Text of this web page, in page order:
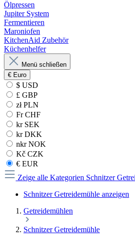
Ölpressen
Jupiter System
Fermentieren
Maroniofen
KitchenAid Zubehör
Küchenhelfer
Menü schließen
€ Euro
$ USD
£ GBP
zł PLN
Fr CHF
kr SEK
kr DKK
nkr NOK
Kč CZK
€ EUR
Zeige alle Kategorien Schnitzer
Schnitzer Getreidemühle anzeigen
Getreidemühlen
Schnitzer Getreidemühle